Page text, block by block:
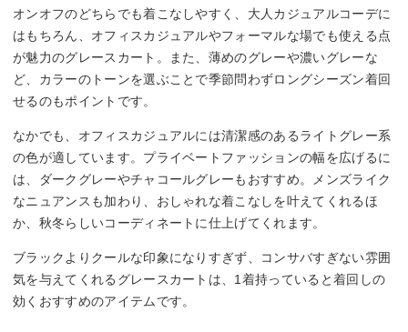
オンオフのどちらでも着こなしやすく、大人カジュアルコーデに
はもちろん、オフィスカジュアルやフォーマルな場でも使える点
が魅力のグレースカート。また、薄めのグレーや濃いグレーな
ど、カラーのトーンを選ぶことで季節問わずロングシーズン着回
せるのもポイントです。
なかでも、オフィスカジュアルには清潔感のあるライトグレー系
の色が適しています。プライベートファッションの幅を広げるに
は、ダークグレーやチャコールグレーもおすすめ。メンズライク
なニュアンスも加わり、おしゃれな着こなしを叶えてくれるほ
か、秋冬らしいコーディネートに仕上げてくれます。
ブラックよりクールな印象になりすぎず、コンサバすぎない雰囲
気を与えてくれるグレースカートは、1着持っていると着回しの
効くおすすめのアイテムです。